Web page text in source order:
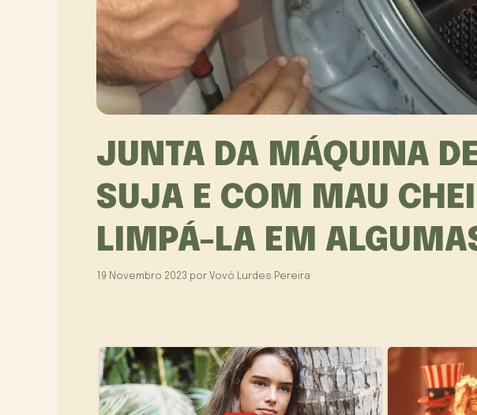
JUNTA DA MÁQUINA
SUJA E COM MAU
LIMPÁ-LA EM
19 Novembro 2023 por Vovó Lurdes Pereira